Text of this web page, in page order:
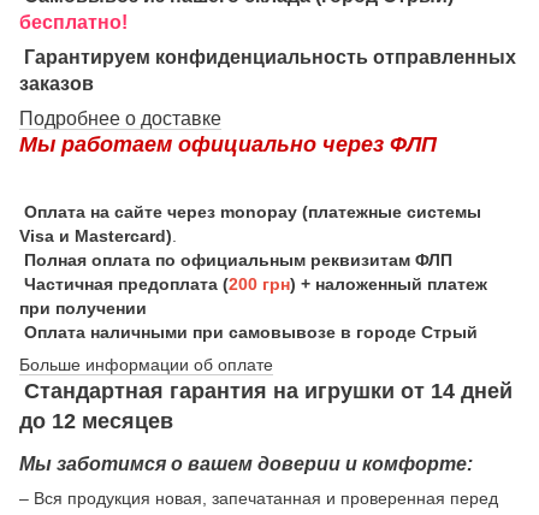
бесплатно!
Гарантируем конфиденциальность отправленных
заказов
Подробнее о доставке
Мы работаем официально через ФЛП
Оплата на сайте через monopay (платежные системы
Visa и Mastercard).
Полная оплата по официальным реквизитам ФЛП
Частичная предоплата (200 грн) + наложенный платеж
при получении
Оплата наличными при самовывозе в городе Стрый
Больше информации об оплате
Стандартная гарантия на игрушки от 14 дней
до 12 месяцев
Мы заботимся о вашем доверии и комфорте:
– Вся продукция новая, запечатанная и проверенная перед